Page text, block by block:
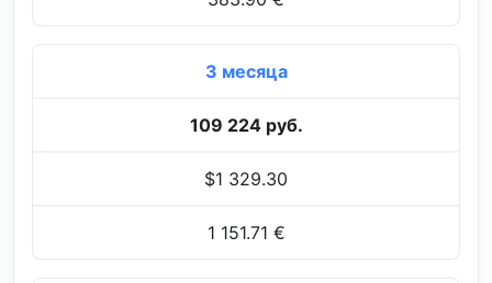
3 месяца
109 224 руб.
$1 329.30
1 151.71 €